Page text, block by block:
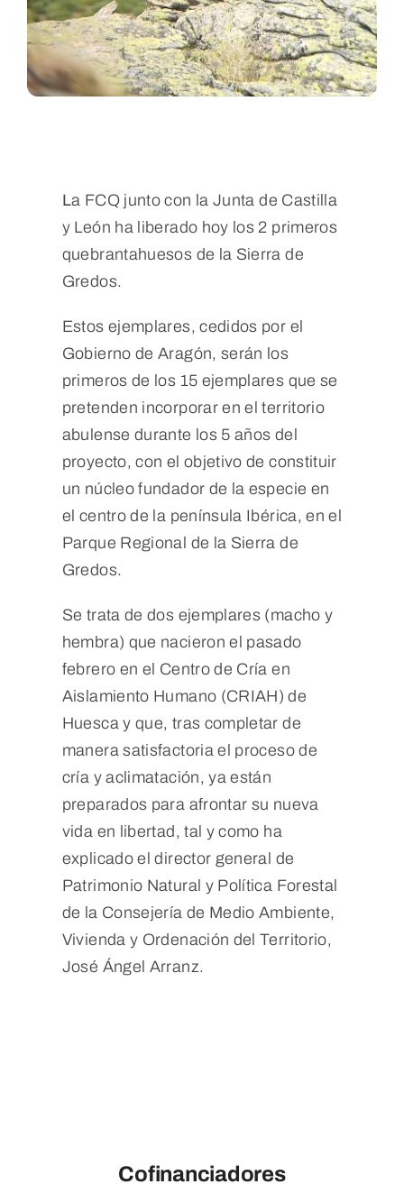
La FCQ junto con la Junta de Castilla
y León ha liberado hoy los 2 primeros
quebrantahuesos de la Sierra de
Gredos.
Estos ejemplares, cedidos por el
Gobierno de Aragón, serán los
primeros de los 15 ejemplares que se
pretenden incorporar en el territorio
abulense durante los 5 años del
proyecto, con el objetivo de constituir
un núcleo fundador de la especie en
el centro de la península Ibérica, en el
Parque Regional de la Sierra de
Gredos.
Se trata de dos ejemplares (macho y
hembra) que nacieron el pasado
febrero en el Centro de Cría en
Aislamiento Humano (CRIAH) de
Huesca y que, tras completar de
manera satisfactoria el proceso de
cría y aclimatación, ya están
preparados para afrontar su nueva
vida en libertad, tal y como ha
explicado el director general de
Patrimonio Natural y Política Forestal
de la Consejería de Medio Ambiente,
Vivienda y Ordenación del Territorio,
José Ángel Arranz.
Cofinanciadores